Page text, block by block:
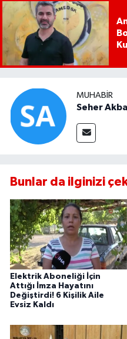
MUHABIR
Seher
Bunlar da ilginizi
Elektrik Aboneliği İçin
Attığı İmza Hayatını
Değiştirdi! 6 Kişilik Aile
Evsiz Kaldı